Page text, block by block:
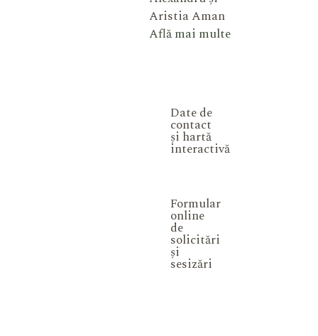
Aristia Aman
Află mai multe
Date de
contact
și hartă
interactivă
Formular
online
de
solicitări
și
sesizări